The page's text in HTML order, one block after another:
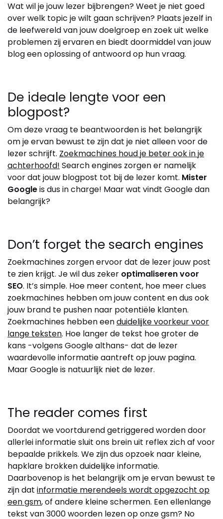
Wat wil je jouw lezer bijbrengen? Weet je niet goed
over welk topic je wilt gaan schrijven? Plaats jezelf in
de leefwereld van jouw doelgroep en zoek uit welke
problemen zij ervaren en biedt doormiddel van jouw
blog een oplossing of antwoord op hun vraag.
De ideale lengte voor een
blogpost?
Om deze vraag te beantwoorden is het belangrijk
om je ervan bewust te zijn dat je niet alleen voor de
lezer schrijft. Zoekmachines houd je beter ook in je
achterhoofd! Search engines zorgen er namelijk
voor dat jouw blogpost tot bij de lezer komt. Mister
Googleis dus in charge! Maar wat vindt Google dan
belangrijk?
Don’t forget the search engines
Zoekmachines zorgen ervoor dat de lezer jouw post
te zien krijgt. Je wil dus zeker optimaliseren voor
SEO. It’s simple. Hoe meer content, hoe meer clues
zoekmachines hebben om jouw content en dus ook
jouw brand te pushen naar potentiële klanten.
Zoekmachines hebben eenduidelijke voorkeur voor
lange teksten. Hoe langer de tekst hoe groter de
kans -volgens Google althans- dat de lezer
waardevolle informatie aantreft op jouw pagina.
Maar Google is natuurlijk niet de lezer.
The reader comes first
Doordat we voortdurend getriggered worden door
allerlei informatie sluit ons brein uit reflex zich af voor
bepaalde prikkels. We zijn dus opzoek naar kleine,
hapklare brokken duidelijke informatie.
Daarbovenop is het belangrijk om je ervan bewust te
zijn dat informatie merendeels wordt opgezocht op
een gsm, of andere kleine schermen. Een ellenlange
tekst van 3000 woorden lezen op onze gsm? No